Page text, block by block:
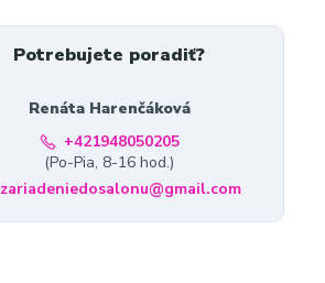
Potrebujete poradiť?
Renáta Harenčáková
+421948050205
(Po-Pia, 8-16 hod.)
zariadeniedosalonu@gmail.com